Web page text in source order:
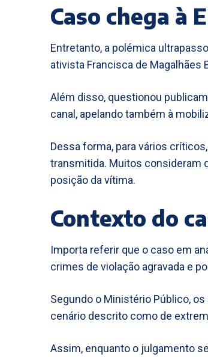
Caso chega à
Entretanto, a polémica
ativista Francisca de Magalhães
Além disso, questionou
canal, apelando também à
Dessa forma, para vários
transmitida. Muitos consideram
posição da vítima.
Contexto do
Importa referir que o caso em
crimes de violação agravada e
Segundo o Ministério Público,
cenário descrito como de
Assim, enquanto o julgamento